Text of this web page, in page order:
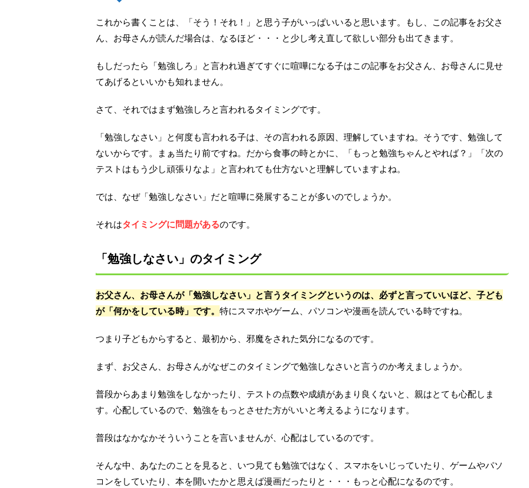
これから書くことは、「そう！それ！」と思う子がいっぱいいると思います。もし、この記事をお父さ
ん、お母さんが読んだ場合は、なるほど・・・と少し考え直して欲しい部分も出てきます。
もしだったら「勉強しろ」と言われ過ぎてすぐに喧嘩になる子はこの記事をお父さん、お母さんに見せ
てあげるといいかも知れません。
さて、それではまず勉強しろと言われるタイミングです。
「勉強しなさい」と何度も言われる子は、その言われる原因、理解していますね。そうです、勉強して
ないからです。まぁ当たり前ですね。だから食事の時とかに、「もっと勉強ちゃんとやれば？」「次の
テストはもう少し頑張りなよ」と言われても仕方ないと理解していますよね。
では、なぜ「勉強しなさい」だと喧嘩に発展することが多いのでしょうか。
それはタイミングに問題があるのです。
「勉強しなさい」のタイミング
お父さん、お母さんが「勉強しなさい」と言うタイミングというのは、必ずと言っていいほど、子ども
が「何かをしている時」です。 特にスマホやゲーム、パソコンや漫画を読んでいる時ですね。
つまり子どもからすると、最初から、邪魔をされた気分になるのです。
まず、お父さん、お母さんがなぜこのタイミングで勉強しなさいと言うのか考えましょうか。
普段からあまり勉強をしなかったり、テストの点数や成績があまり良くないと、親はとても心配しま
す。心配しているので、勉強をもっとさせた方がいいと考えるようになります。
普段はなかなかそういうことを言いませんが、心配はしているのです。
そんな中、あなたのことを見ると、いつ見ても勉強ではなく、スマホをいじっていたり、ゲームやパソ
コンをしていたり、本を開いたかと思えば漫画だったりと・・・もっと心配になるのです。